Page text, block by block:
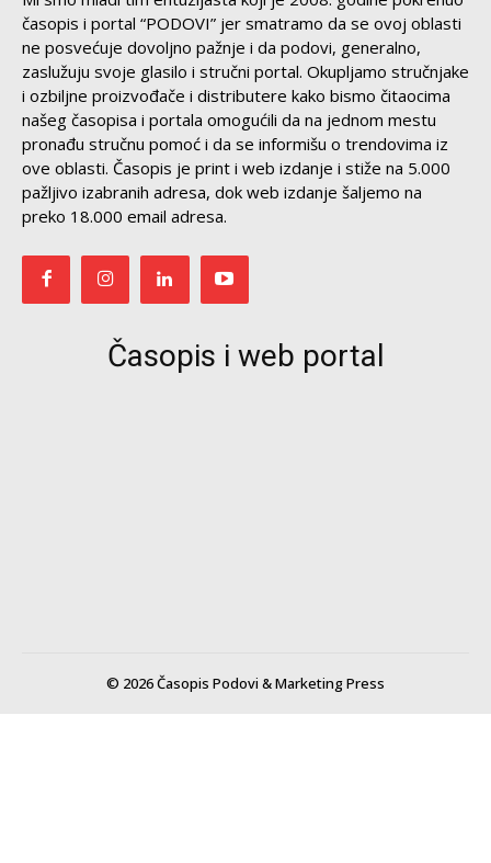
časopis i portal “PODOVI” jer smatramo da se ovoj oblasti
ne posvećuje dovoljno pažnje i da podovi, generalno,
zaslužuju svoje glasilo i stručni portal. Okupljamo stručnjake
i ozbiljne proizvođače i distributere kako bismo čitaocima
našeg časopisa i portala omogućili da na jednom mestu
pronađu stručnu pomoć i da se informišu o trendovima iz
ove oblasti. Časopis je print i web izdanje i stiže na 5.000
pažljivo izabranih adresa, dok web izdanje šaljemo na
preko 18.000 email adresa.
Časopis i web portal
© 2026 Časopis Podovi & Marketing Press